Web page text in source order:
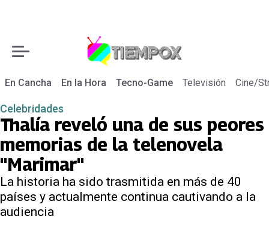
En Cancha En la Hora Tecno-Game Televisión Cine/
Celebridades
Thalía reveló una de sus peores
memorias de la telenovela
"Marimar"
La historia ha sido trasmitida en más de 40
países y actualmente continua cautivando a la
audiencia